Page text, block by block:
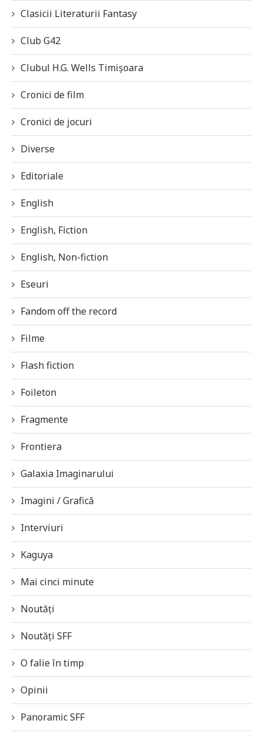
Clasicii Literaturii Fantasy
Club G42
Clubul H.G. Wells Timișoara
Cronici de film
Cronici de jocuri
Diverse
Editoriale
English
English, Fiction
English, Non-fiction
Eseuri
Fandom off the record
Filme
Flash fiction
Foileton
Fragmente
Frontiera
Galaxia Imaginarului
Imagini / Grafică
Interviuri
Kaguya
Mai cinci minute
Noutăți
Noutăți SFF
O falie în timp
Opinii
Panoramic SFF